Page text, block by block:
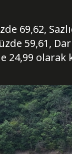
69,62,
59,61,
24,99 olarak